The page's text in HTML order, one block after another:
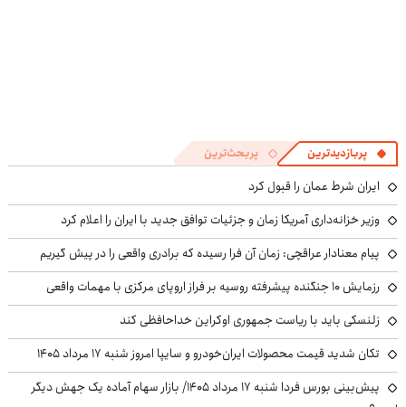
پربازدیدترین پربحث‌ترین
ایران شرط عمان را قبول کرد
وزیر خزانه‌داری آمریکا زمان و جزئیات توافق جدید با ایران را اعلام کرد
پیام معنادار عراقچی: زمان آن فرا رسیده که برادری واقعی را در پیش گیریم
رزمایش ۱۰ جنگنده پیشرفته روسیه بر فراز اروپای مرکزی با مهمات واقعی
زلنسکی باید با ریاست جمهوری اوکراین خداحافظی کند
تکان شدید قیمت محصولات ایران‌خودرو و سایپا امروز شنبه ۱۷ مرداد ۱۴۰۵
پیش‌بینی بورس فردا شنبه ۱۷ مرداد ۱۴۰۵/ بازار سهام آماده یک جهش دیگر